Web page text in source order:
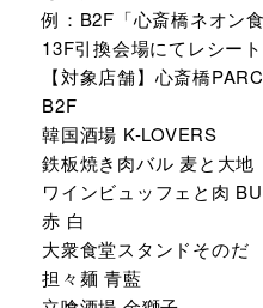
例：B2F「心斎橋ネオン
13F引換会場にてレシー
【対象店舗】心斎橋
B2F
韓国酒場 K-LOVERS
鉄板焼き肉バル 麦と大地
ワインビュッフェと肉
赤 白
大衆食堂スタンドそのだ
担々麺 青藍